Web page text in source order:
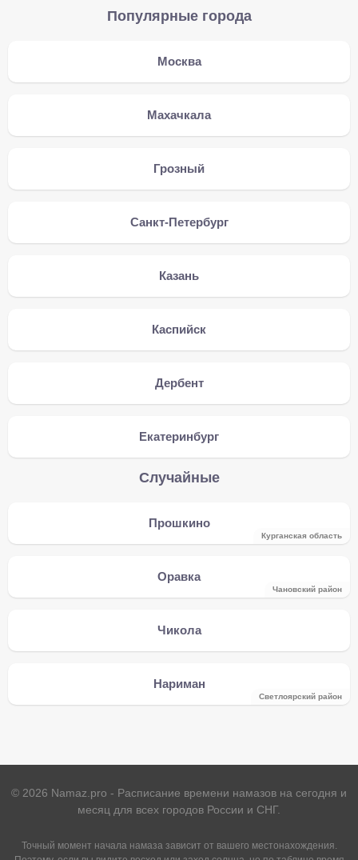
Популярные города
Москва
Махачкала
Грозный
Санкт-Петербург
Казань
Каспийск
Дербент
Екатеринбург
Случайные
Прошкино
Курганская область
Оравка
Чановский район
Чикола
Нариман
Светлоярский район
© 2026 Namaz.pro - Расписание времени намазов на сегодня и
месяц для всех городов России и СНГ.
Точный момент начала намаза зависит от вашего местонахождения.